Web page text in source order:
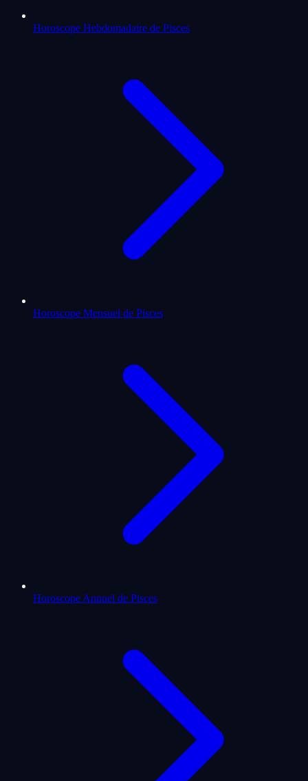
Horoscope Hebdomadaire de Pisces
Horoscope Mensuel de Pisces
Horoscope Annuel de Pisces